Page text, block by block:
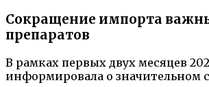
Сокращение импорта
препаратов
В рамках первых двух месяцев
информировала о значительном